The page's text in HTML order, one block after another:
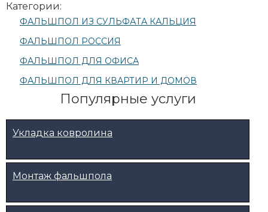
Категории:
ФАЛЬШПОЛ ИЗ СУЛЬФАТА КАЛЬЦИЯ
ФАЛЬШПОЛ РОССИЯ
ФАЛЬШПОЛ ДЛЯ ОФИСА
ФАЛЬШПОЛ ДЛЯ КВАРТИР И ДОМОВ
Популярные услуги
Укладка ковролина
Монтаж фальшпола